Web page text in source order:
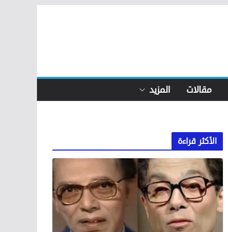
مقالات المزيد
الأكثر قراءة